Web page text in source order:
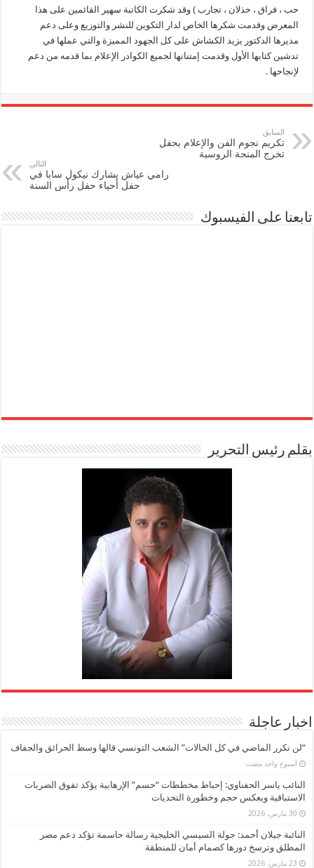
حب ، فراق ، خذلان ، تجارب ) وقد شكرت الكاتبة سهير القائمين على هذا
المعرض وقدمت شكرها الخاص لدار التكوين للنشر والتوزيع وعلى دعم
مديرها الدكتور يزيد الكشاش على كل الجهود المميزة والتي عملها في
تدشين كتابها الأول وقدمت إمتنانها لجميع الكوادر الإعلام بما قدمه من دعم
لإنجاحها .
السابق
تكريم نجوم الفن والإعلام بحفل
تخرج المنحة الروسية
التالي
رامي عياش يشارك نيكول سابا في
حفل أحياء حفل رأس السنة
تابعنا على الفيسبوك
بقلم رئيس التحرير
اخبار عاجلة
“لن نكرر الماضي في كل الحالات” الشعب التونسي قالها وسط الحرائق والجفاف
‏أسبوع واحد مضت
النائب ياسر الحفناوي: إحباط مخططات “حسم” الإرهابية يؤكد تفوق الضربات
الاستباقية ويعكس حجم وخطورة التحديات
30 مارس، 2026
النائبة جيلان أحمد: جولة السيسي الخليجية رسالة حاسمة تؤكد دعم مصر
المطلق وترسخ دورها كصمام أمان للمنطقة
23 مارس، 2026